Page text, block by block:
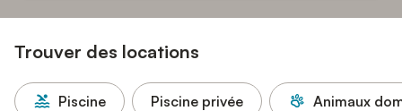
Trouver des locations
Piscine Piscine privée Animaux